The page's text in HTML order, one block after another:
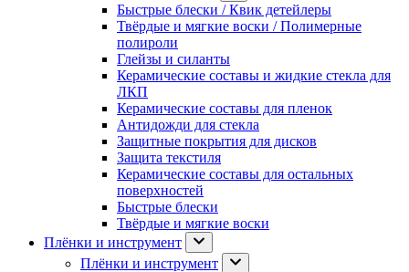
Быстрые блески / Квик детейлеры
Твёрдые и мягкие воски / Полимерные
полироли
Глейзы и силанты
Керамические составы и жидкие стекла для
ЛКП
Керамические составы для пленок
Антидожди для стекла
Защитные покрытия для дисков
Защита текстиля
Керамические составы для остальных
поверхностей
Быстрые блески
Твёрдые и мягкие воски
Плёнки и инструмент
Плёнки и инструмент